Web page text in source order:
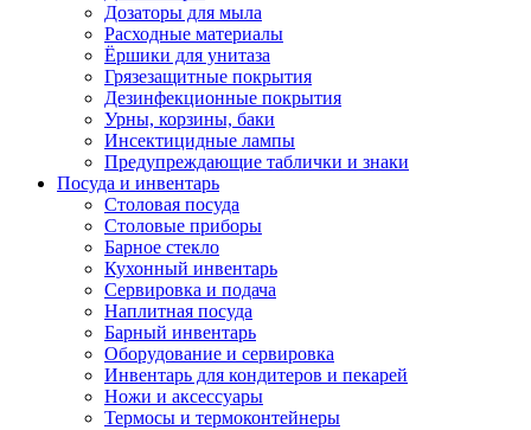
Дозаторы для мыла
Расходные материалы
Ёршики для унитаза
Грязезащитные покрытия
Дезинфекционные покрытия
Урны, корзины, баки
Инсектицидные лампы
Предупреждающие таблички и знаки
Посуда и инвентарь
Столовая посуда
Столовые приборы
Барное стекло
Кухонный инвентарь
Сервировка и подача
Наплитная посуда
Барный инвентарь
Оборудование и сервировка
Инвентарь для кондитеров и пекарей
Ножи и аксессуары
Термосы и термоконтейнеры